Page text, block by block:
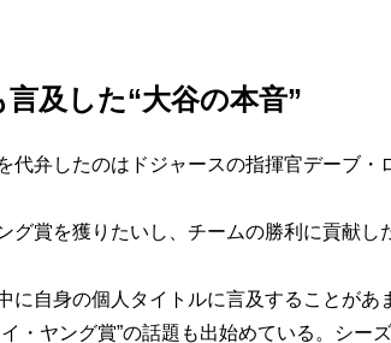
及した“大谷の本音”
弁したのはドジャースの指揮官デーブ・
グ賞を獲りたいし、チームの勝利に貢献し
自身の個人タイトルに言及することがあ
・ヤング賞”の話題も出始めている。シー